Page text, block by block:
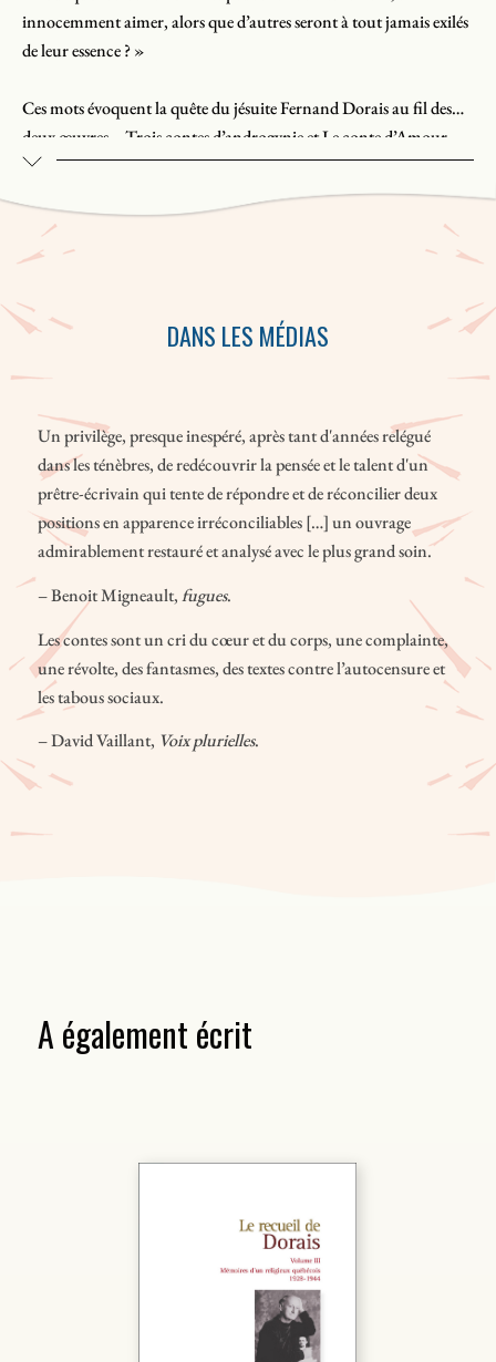
innocemment aimer, alors que d’autres seront à tout jamais exilés
de leur essence ? »
Ces mots évoquent la quête du jésuite Fernand Dorais au fil des
deux œuvres – Trois contes d’androgynie et Le conte d’Amour –
qui composent cet ouvrage. Le prêtre-écrivain tente d’y
réconcilier deux positions intenables : Comment Dieu peut-il
l’avoir créé homosexuel alors que cet état est inacceptable aux
yeux mêmes de Dieu ? Et ainsi le vouer à une vie où la poursuite
Celui qui déclare avoir « raison en et pour moi d’être ce que je suis
», qui se présente également comme un « échec, une mal
une longue quête à la recherche de Dieu.
Cette quête mystique se fait tantôt dialogue amoureux,
imploration, exubérance ; tantôt revendication, révolte ; tantôt
harangue, fantasme… Le parcours est semé de représentations de
la sexualité entre hommes, décrites sans ménagement, en des
termes parfois très crus. C’est que l’imaginaire chez Dorais,
souverain, ne connaît que ses propres lois.
DANS LES MÉDIAS
Un privilège, presque inespéré, après tant d'années relégué
dans les ténèbres, de redécouvrir la pensée et le talent d'un
prêtre-écrivain qui tente de répondre et de réconcilier deux
positions en apparence irréconciliables […] un ouvrage
admirablement restauré et analysé avec le plus grand soin.
– Benoit Migneault,fugues.
Les contes sont un cri du cœur et du corps, une complainte,
une révolte, des fantasmes, des textes contre l’autocensure et
les tabous sociaux.
– David Vaillant, Voix plurielles.
A également écrit